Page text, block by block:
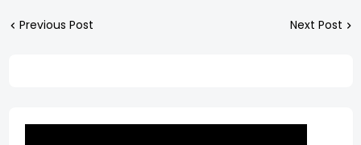
Previous Post Next Post